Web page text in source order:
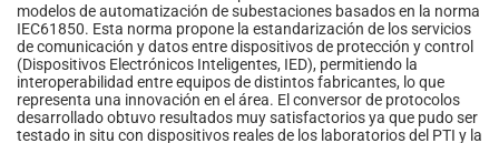
modelos de automatización de subestaciones basados en la norma
IEC61850. Esta norma propone la estandarización de los servicios
de comunicación y datos entre dispositivos de protección y control
(Dispositivos Electrónicos Inteligentes, IED), permitiendo la
interoperabilidad entre equipos de distintos fabricantes, lo que
representa una innovación en el área. El conversor de protocolos
desarrollado obtuvo resultados muy satisfactorios ya que pudo ser
testado in situ con dispositivos reales de los laboratorios del PTI y la